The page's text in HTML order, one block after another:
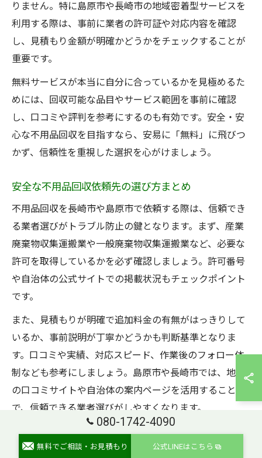
りません。特に島原市や長崎市の地域密着型サービスを
利用する際は、事前に業者の許可証や対応内容を確認
し、見積もり金額が明確かどうかをチェックすることが
重要です。
無料サービスが本当に自分に合っているかを見極めるた
めには、回収可能な品目やサービス範囲を事前に確認
し、口コミや評判を参考にするのも有効です。安全・安
心な不用品回収を目指すなら、安易に「無料」に飛びつ
かず、信頼性を重視した選択を心がけましょう。
安全な不用品回収依頼先の選び方まとめ
不用品回収を長崎市や島原市で依頼する際は、信頼でき
る業者選びがトラブル防止の鍵となります。まず、産業
廃棄物収集運搬業や一般廃棄物収集運搬業など、必要な
許可を取得しているかを必ず確認しましょう。許可番号
や自治体の公式サイトでの掲載状況もチェックポイント
です。
また、見積もりが明確で追加料金の有無がはっきりして
いるか、事前説明が丁寧かどうかも判断基準となりま
す。口コミや実績、対応スピード、作業後のフォロー体
制なども参考にしましょう。島原市や長崎市では、地域
の口コミサイトや自治体の案内ページを活用すること
で、信頼できる業者選びがしやすくなります。
依頼前には、回収品目や料金体系、作業日時の調整、ト
ラックやスタッフの対応力など、具体的な質問をして不
080-1742-4090
無料でご相談・お見積もり 公式LINEはこちら